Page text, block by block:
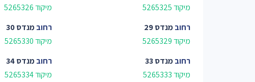
מיקוד 5265325
מיקוד 5265326
רחובמנדס 29
מיקוד 5265329
רחובמנדס 30
מיקוד 5265330
רחובמנדס 33
מיקוד 5265333
רחובמנדס 34
מיקוד 5265334